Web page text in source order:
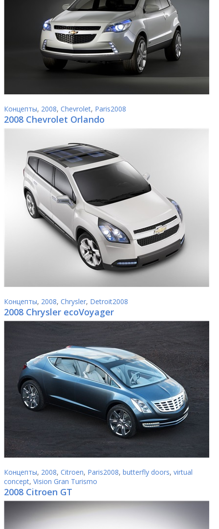
Концепты, 2008, Chevrolet, Paris2008
2008 Chevrolet Orlando
Концепты, 2008, Chrysler, Detroit2008
2008 Chrysler ecoVoyager
Концепты, 2008, Citroen, Paris2008, butterfly doors, virtual
concept, Vision Gran Turismo
2008 Citroen GT